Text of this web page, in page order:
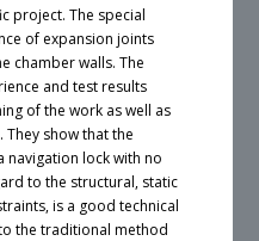
project. The special
of expansion joints
chamber walls. The
and test results
of the work as well as
show that the
navigation lock with no
to the structural, static
is a good technical
the traditional method